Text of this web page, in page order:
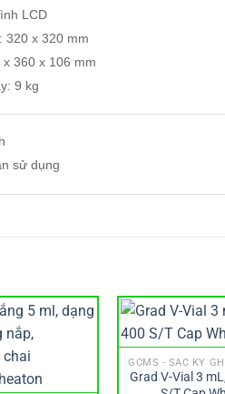
hình LCD
320 x 320 mm
x 360 x 106 mm
9 kg
sử dụng
GCMS - SẮC KÝ
Grad V-Vial 3